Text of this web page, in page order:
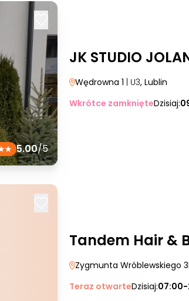
5.00/5
JK STUDIO
Wędrowna 1 | U3, Lublin
Wkrótce zamknięteDzisiaj:
Tandem Hair &
Zygmunta Wróblewskiego
Teraz otwarteDzisiaj: